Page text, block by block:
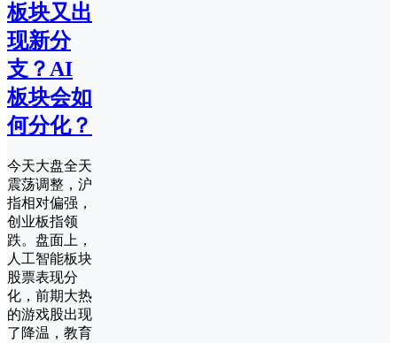
板块又出
现新分
支？AI
板块会如
何分化？
今天大盘全天
震荡调整，沪
指相对偏强，
创业板指领
跌。盘面上，
人工智能板块
股票表现分
化，前期大热
的游戏股出现
了降温，教育